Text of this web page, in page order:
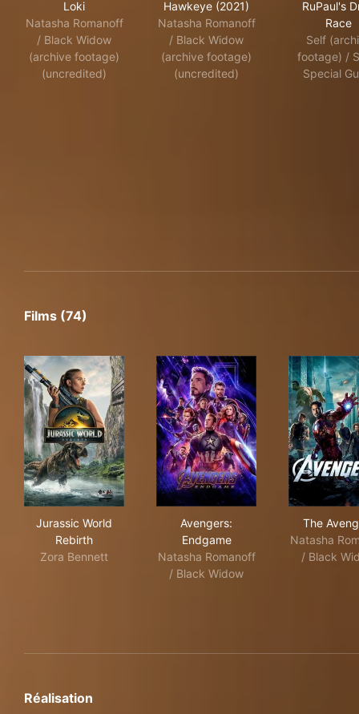
Loki
Natasha Romanoff
/ Black Widow
(archive footage)
(uncredited)
Hawkeye (2021)
Natasha Romanoff
/ Black Widow
(archive footage)
(uncredited)
RuPaul's
Race
Self
footage) /
Special
Films (74)
Jurassic World
Rebirth
Zora Bennett
Avengers:
Endgame
Natasha Romanoff
/ Black Widow
The
Natasha
/ Black
Réalisation